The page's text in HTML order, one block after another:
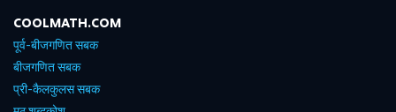
COOLMATH.COM
पूर्व-बीजगणित सबक
बीजगणित सबक
प्री-कैलकुलस सबक